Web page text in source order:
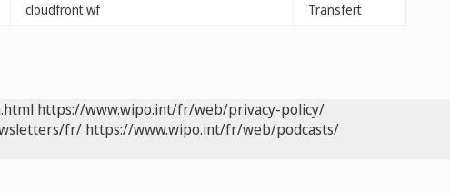
cloudfront.wf Transfert
https://www.wipo.int/fr/web/privacy-policy/
fr/ https://www.wipo.int/fr/web/podcasts/